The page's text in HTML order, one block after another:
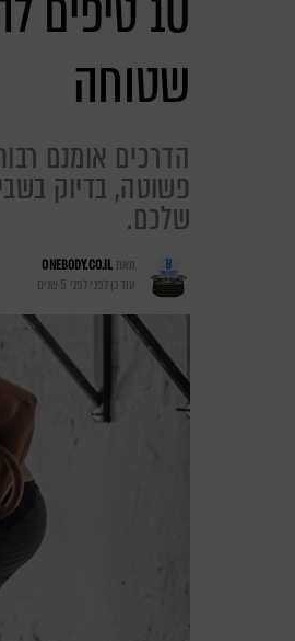
שטוחה
הדרכים אומנם
שלכם.
מאתONEBODY.CO.IL
עודכן לפנילפני 5 שנים